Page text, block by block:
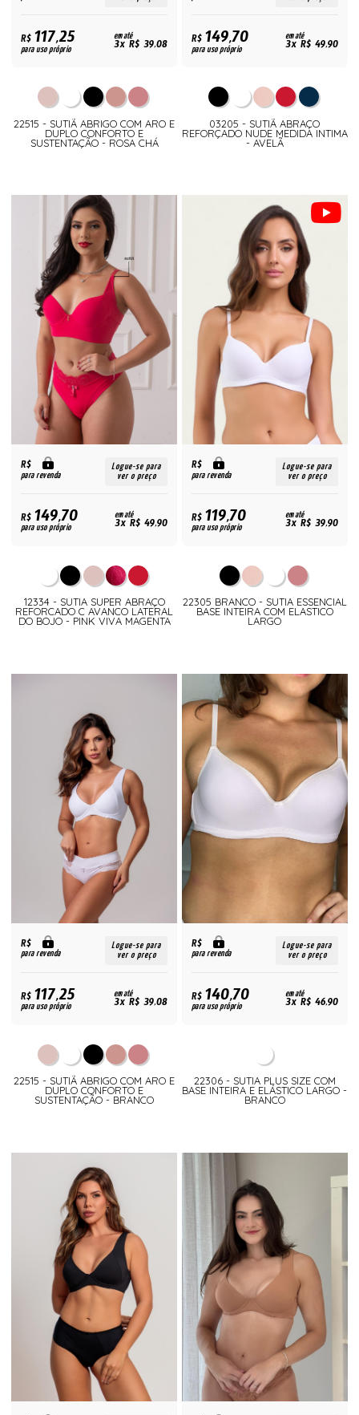
R$117,25
para uso próprio
em até
3x R$ 39,08
22515 - SUTIÃ ABRIGO COM ARO E
DUPLO CONFORTO E
SUSTENTAÇÃO - ROSA CHÁ
R$149,70
para uso próprio
em até
3x R$ 49,90
03205 - SUTIÃ ABRAÇO
REFORÇADO NUDE MEDIDA INTIMA
- AVELÃ
R$
para revenda
Logue-se para
ver o preço
R$149,70
para uso próprio
em até
3x R$ 49,90
12334 - SUTIA SUPER ABRAÇO
REFORCADO C AVANCO LATERAL
DO BOJO - PINK VIVA MAGENTA
R$
para revenda
Logue-se para
ver o preço
R$119,70
para uso próprio
em até
3x R$ 39,90
22305 BRANCO - SUTIA ESSENCIAL
BASE INTEIRA COM ELASTICO
LARGO
R$
para revenda
Logue-se para
ver o preço
R$117,25
para uso próprio
em até
3x R$ 39,08
22515 - SUTIÃ ABRIGO COM ARO E
DUPLO CONFORTO E
SUSTENTAÇÃO - BRANCO
R$
para revenda
Logue-se para
ver o preço
R$140,70
para uso próprio
em até
3x R$ 46,90
22306 - SUTIA PLUS SIZE COM
BASE INTEIRA E ELÁSTICO LARGO -
BRANCO